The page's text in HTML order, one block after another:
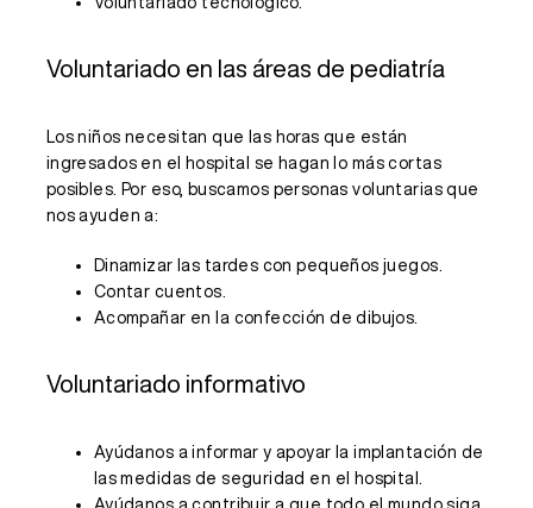
Voluntariado en las áreas de pediatría
Los niños necesitan que las horas que están
ingresados ​​en el hospital se hagan lo más cortas
posibles. Por eso, buscamos personas voluntarias que
nos ayuden a:
Dinamizar las tardes con pequeños juegos.
Contar cuentos.
Acompañar en la confección de dibujos.
Voluntariado informativo
Ayúdanos a informar y apoyar la implantación de
las medidas de seguridad en el hospital.
Ayúdanos a contribuir a que todo el mundo siga